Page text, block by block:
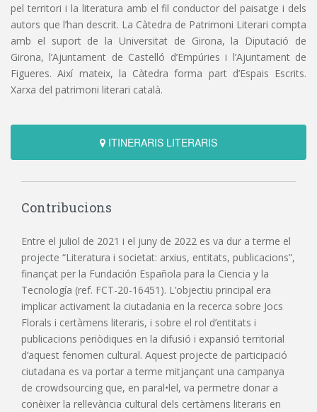
pel territori i la literatura amb el fil conductor del paisatge i dels
autors que l’han descrit. La Càtedra de Patrimoni Literari compta
amb el suport de la Universitat de Girona, la Diputació de
Girona, l’Ajuntament de Castelló d’Empúries i l’Ajuntament de
Figueres. Així mateix, la Càtedra forma part d’Espais Escrits.
Xarxa del patrimoni literari català.
ITINERARIS LITERARIS
Contribucions
Entre el juliol de 2021 i el juny de 2022 es va dur a terme el
projecte “Literatura i societat: arxius, entitats, publicacions”,
finançat per la Fundación Española para la Ciencia y la
Tecnología (ref. FCT-20-16451). L’objectiu principal era
implicar activament la ciutadania en la recerca sobre Jocs
Florals i certàmens literaris, i sobre el rol d’entitats i
publicacions periòdiques en la difusió i expansió territorial
d’aquest fenomen cultural. Aquest projecte de participació
ciutadana es va portar a terme mitjançant una campanya
de crowdsourcing que, en paral•lel, va permetre donar a
conèixer la rellevància cultural dels certàmens literaris en